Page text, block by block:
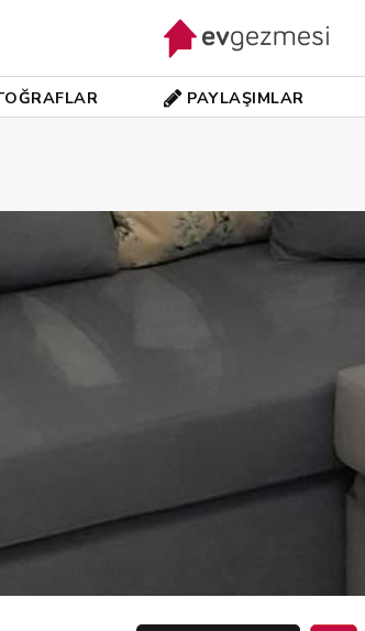
PAYLAŞIMLAR